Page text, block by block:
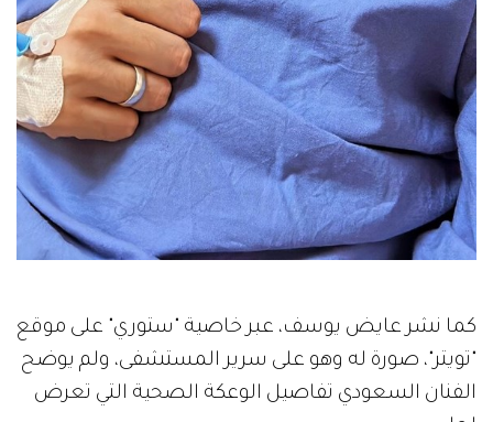
كما نشر عايض يوسف، عبر خاصية "ستوري" على موقع
"تويتر"، صورة له وهو على سرير المستشفى، ولم يوضح
الفنان السعودي تفاصيل الوعكة الصحية التي تعرض